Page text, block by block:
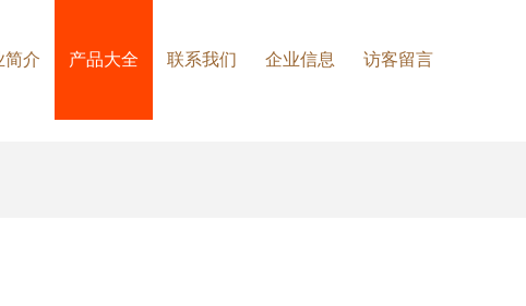
简介 产品大全 联系我们 企业信息 访客留言